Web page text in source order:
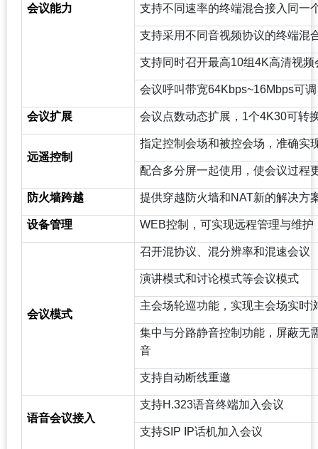
会议能力 支持不同速率的终端混合接入同一
支持采用不同音视频协议的终端混
支持同时召开最高10组4K高清视频
会议呼叫带宽64Kbps~16Mbps可调
会议扩展 会议点数动态扩展，1个4K30可转
远遥控制
指定控制会场和被控会场，准确实
配合多分屏一起使用，使会议过程
防火墙跨越 提供穿越防火墙和NAT新的解决方
设备管理 WEB控制，可实现远程管理与维护
会议模式
召开混协议、混分辨率和混速会议
演讲模式和讨论模式等会议模式
主会场轮巡功能，实现主会场实时
集中与分路静音控制功能，屏蔽无
音
支持自动断线重邀
语音会议接入
支持H.323语音终端加入会议
支持SIP IP话机加入会议